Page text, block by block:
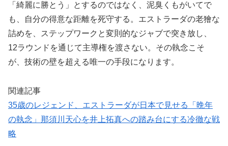
「綺麗に勝とう」とするのではなく、泥臭くもがいてで
も、自分の得意な距離を死守する。エストラーダの老獪な
詰めを、ステップワークと変則的なジャブで突き放し、
12ラウンドを通じて主導権を渡さない。その執念こそ
が、技術の壁を超える唯一の手段になります。
関連記事
35歳のレジェンド、エストラーダが日本で見せる「晩年
の執念」那須川天心を井上拓真への踏み台にする冷徹な戦
略